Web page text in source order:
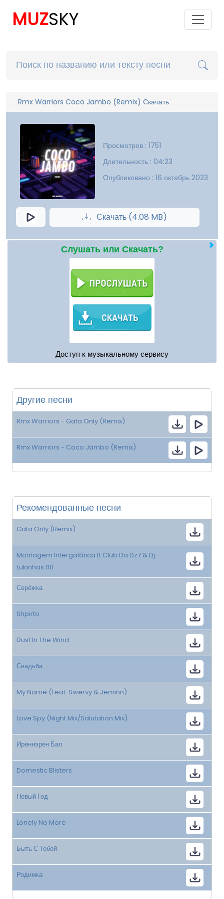
MUZSKY
Rmx Warriors Coco Jambo (Remix) Скачать
Просмотров : 1751
Длительность : 04:23
Опубликовано : 16 октябрь 2023
Скачать (4.08 MB)
Слушать или Скачать?
Доступ к музыкальному сервису
Другие песни
Rmx Warriors - Gata Only (Remix)
Rmx Warriors - Coco Jambo (Remix)
Рекомендованные песни
Gata Only (Remix)
Montagem Intergalática ft Club Da Dz7 & Dj
Lukinhas 011
Серёжка
Shpirto
Dust In The Wind
Свадьба
My Name (Feat. Swervy & Jeminn)
Love Spy (Night Mix/Salutation Mix)
Иреннэрен Бал
Domestic Blisters
Новый Год
Lonely No More
Быть С Тобой
Родимка